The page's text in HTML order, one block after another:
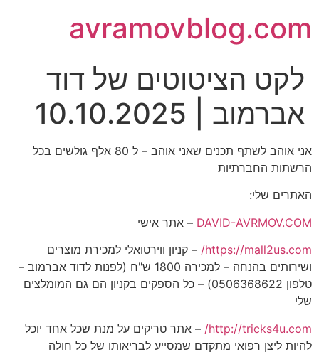
avramovblog.com
לקט הציטוטים של דוד
אברמוב | 10.10.2025
אני אוהב לשתף תכנים שאני אוהב – ל 80 אלף גולשים בכל
הרשתות החברתיות
האתרים שלי:
DAVID-AVRMOV.COM – אתר אישי
https://mall2us.com/ – קניון ווירטואלי למכירת מוצרים
ושירותים בהנחה – למכירה 1800 ש"ח (לפנות לדוד אברמוב –
טלפון 0506368622) – כל הספקים בקניון הם גם המומלצים
שלי
http://tricks4u.com/ – אתר טריקים על מנת שכל אחד יוכל
להיות ליצן רפואי מתקדם שמסייע לבריאותו של כל חולה